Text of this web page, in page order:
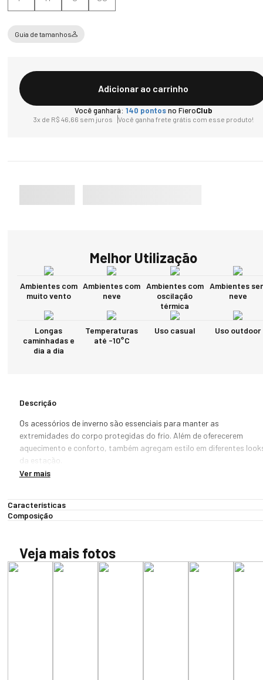
Guia de tamanhos
Adicionar ao carrinho
Você ganhará: 140 pontosno FieroClub
3x de R$ 46,66 sem juros Você ganha frete grátis com esse produto!
Melhor Utilização
Ambientes com
muito vento
Ambientes com
neve
Ambientes com
oscilação
térmica
Ambientes
neve
Longas
caminhadas e
dia a dia
Temperaturas
até -10°C
Uso casual Uso outdoor
Descrição
Os acessórios de inverno são essenciais para manter as
extremidades do corpo protegidas do frio. Além de oferecerem
aquecimento e conforto, também agregam estilo em diferentes
da estação.
para uso em dias de frio intenso, locais com ou sem neve e variação
térmica.
Desenvolvido 100% com tecido de alta tecnologia, esse gorro
mantém você protegido(a), proporcionando conforto térmico e
anatômico. Ótimo para qualquer situação, também é extremamente
Ver mais
Características
Composição
Veja mais fotos